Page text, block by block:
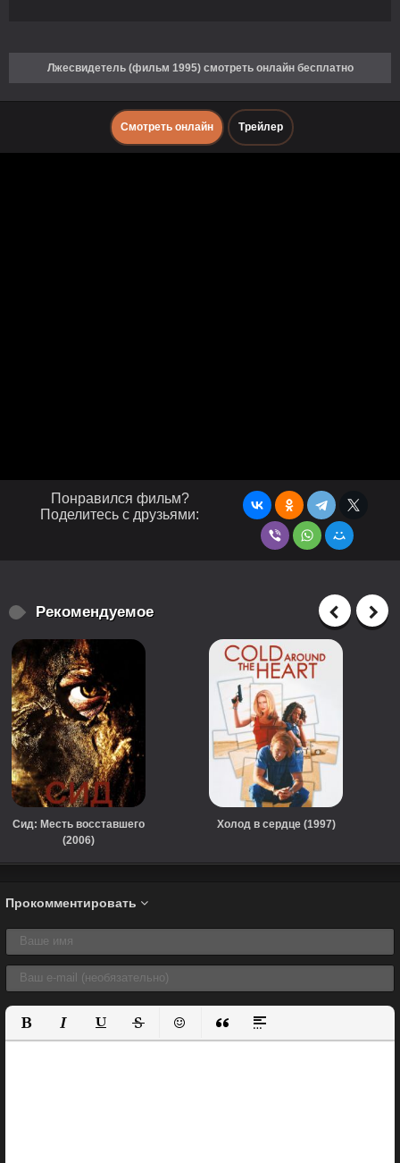
Лжесвидетель (фильм 1995) смотреть онлайн бесплатно
Смотреть онлайн Трейлер
Понравился фильм?
Поделитесь с друзьями:
Рекомендуемое
Сид: Месть восставшего
(2006)
Холод в сердце (1997)
Прокомментировать
Полужирный
КурсивПодчеркнутый
ЗачеркнутыйВставить смайлик
Вставка цитаты
Вставка спойлера